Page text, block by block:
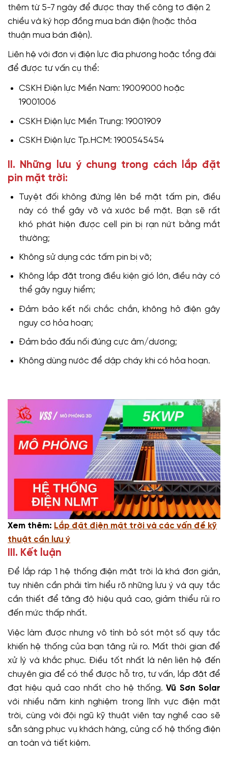
thêm từ 5-7 ngày để được thay thế công tơ điện 2
chiều và ký hợp đồng mua bán điện (hoặc thỏa
thuận mua bán điện).
Liên hệ với đơn vị điện lực địa phương hoặc tổng đài
để được tư vấn cụ thể:
CSKH Điện lực Miền Nam: 19009000 hoặc
19001006
CSKH Điện lực Miền Trung: 19001909
CSKH Điện lực Tp.HCM: 1900545454
II. Những lưu ý chung trong cách lắp đặt
pin mặt trời:
Tuyệt đối không đứng lên bề mặt tấm pin, điều
này có thể gây vỡ và xước bề mặt. Bạn sẽ rất
khó phát hiện được cell pin bị rạn nứt bằng mắt
thường;
Không sử dụng các tấm pin bị vỡ;
Không lắp đặt trong điều kiện gió lớn, điều này có
thể gây nguy hiểm;
Đảm bảo kết nối chắc chắn, không hở điện gây
nguy cơ hỏa hoạn;
Đảm bảo đấu nối đúng cực âm/dương;
Không dùng nước để dập cháy khi có hỏa hoạn.
Xem thêm: Lắp đặt điện mặt trời và các vấn đề kỹ
thuật cần lưu ý
III. Kết luận
Để lắp ráp 1 hệ thống điện mặt trời là khá đơn giản,
tuy nhiên cần phải tìm hiểu rõ những lưu ý và quy tắc
cần thiết để tăng độ hiệu quả cao, giảm thiểu rủi ro
đến mức thấp nhất.
Việc làm được nhưng vô tình bỏ sót một số quy tắc
khiến hệ thống của bạn tăng rủi ro. Mất thời gian để
xử lý và khắc phục. Điều tốt nhất là nên liên hệ đến
chuyên gia để có thể được hỗ trợ, tư vấn, lắp đặt để
đạt hiệu quả cao nhất cho hệ thống.Vũ Sơn Solar
với nhiều năm kinh nghiệm trong lĩnh vực điện mặt
trời, cùng với đội ngũ kỹ thuật viên tay nghề cao sẽ
sẵn sàng phục vụ khách hàng, củng cố hệ thống điện
an toàn và tiết kiệm.